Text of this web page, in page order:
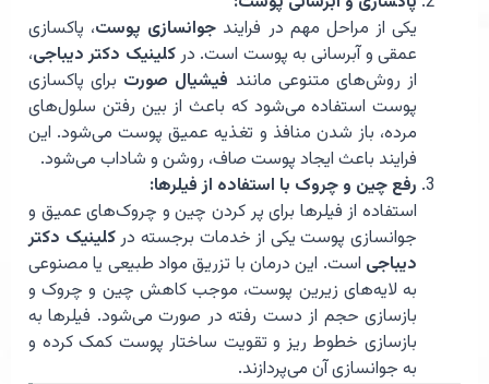
یکی از مراحل مهم در فرایند جوانسازی پوست، پاکسازی
عمقی و آبرسانی به پوست است. درکلینیک دکتر دیباجی،
از روش‌های متنوعی مانند فیشیال صورت برای پاکسازی
پوست استفاده می‌شود که باعث از بین رفتن سلول‌های
مرده، باز شدن منافذ و تغذیه عمیق پوست می‌شود. این
فرایند باعث ایجاد پوست صاف، روشن و شاداب می‌شود.
رفع چین و چروک با استفاده از فیلرها:
استفاده از فیلرها برای پر کردن چین و چروک‌های عمیق و
جوانسازی پوست یکی از خدمات برجسته درکلینیک دکتر
دیباجی است. این درمان با تزریق مواد طبیعی یا مصنوعی
به لایه‌های زیرین پوست، موجب کاهش چین و چروک و
بازسازی حجم از دست رفته در صورت می‌شود. فیلرها به
بازسازی خطوط ریز و تقویت ساختار پوست کمک کرده و
به جوانسازی آن می‌پردازند.